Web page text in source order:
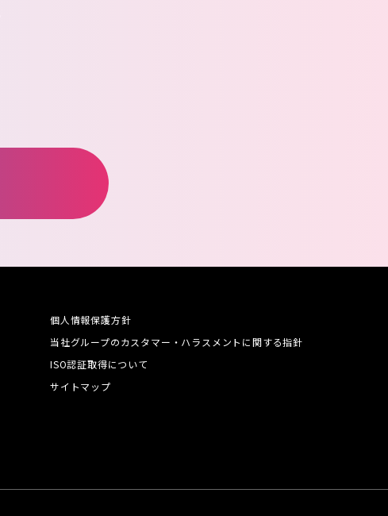
個人情報保護方針
当社グループのカスタマー・ハラスメントに関する指針
ISO認証取得について
サイトマップ